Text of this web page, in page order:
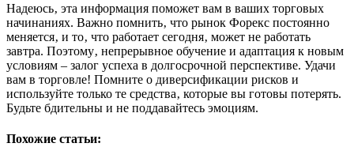
Надеюсь‚ эта информация поможет вам в ваших торговых
начинаниях. Важно помнить‚ что рынок Форекс постоянно
меняется‚ и то‚ что работает сегодня‚ может не работать
завтра. Поэтому‚ непрерывное обучение и адаптация к новым
условиям – залог успеха в долгосрочной перспективе. Удачи
вам в торговле! Помните о диверсификации рисков и
используйте только те средства‚ которые вы готовы потерять.
Будьте бдительны и не поддавайтесь эмоциям.
Похожие статьи: